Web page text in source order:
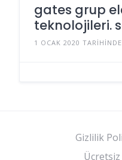
gates grup
teknolojileri.
1 OCAK 2020
Gizlilik